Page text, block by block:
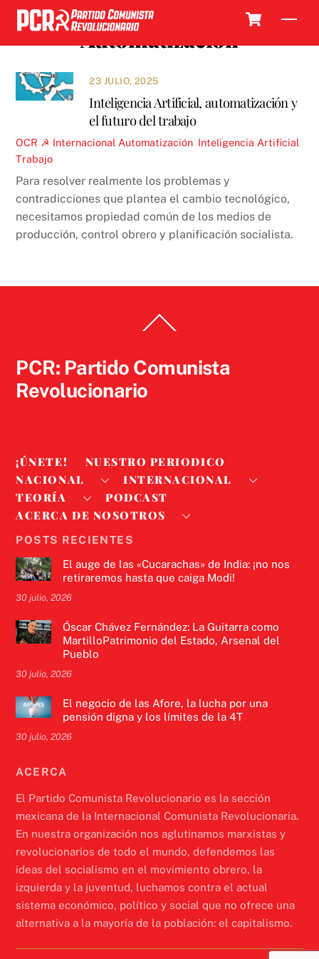
Skip
content
Automatización
23 JULIO, 2025
Inteligencia Artificial, automatización y
el futuro del trabajo
OCR ☭ Internacional Automatización Inteligencia Artificial
Trabajo
Para resolver realmente los problemas y
contradicciones que plantea el cambio tecnológico,
necesitamos propiedad común de los medios de
producción, control obrero y planificación socialista.
To
PCR: Partido Comunista
Revolucionario
¡ÚNETE!
NUESTRO PERIODICO
NACIONAL
INTERNACIONAL
TEORÍA
PODCAST
ACERCA DE NOSOTROS
POSTS RECIENTES
El auge de las «Cucarachas» de India: ¡no nos
retiraremos hasta que caiga Modi!
30 julio, 2026
Óscar Chávez Fernández: La Guitarra como
MartilloPatrimonio del Estado, Arsenal del
Pueblo
30 julio, 2026
El negocio de las Afore, la lucha por una
pensión digna y los límites de la 4T
30 julio, 2026
ACERCA
El Partido Comunista Revolucionario es la sección
mexicana de la Internacional Comunista Revolucionaria.
En nuestra organización nos aglutinamos marxistas y
revolucionarios de todo el mundo, defendemos las
ideas del socialismo en el movimiento obrero, la
izquierda y la juventud, luchamos contra el actual
sistema económico, político y social que no ofrece una
alternativa a la mayoría de la población: el capitalismo.